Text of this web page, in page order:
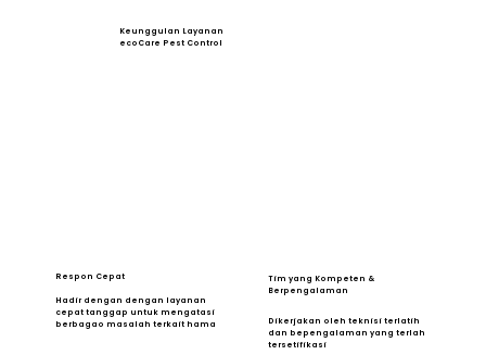
Keunggulan Layanan
ecoCare Pest Control
Tim yang Kompeten &
Berpengalaman
Dikerjakan oleh teknisi terlatih
dan bepengalaman yang terlah
tersetifikasi
Respon Cepat
Hadir dengan dengan layanan
cepat tanggap untuk mengatasi
berbagao masalah terkait hama